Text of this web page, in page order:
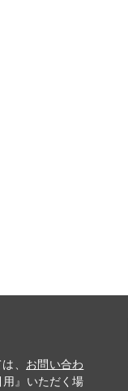
、 お問い合わ
』いただく場